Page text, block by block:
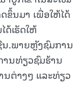
ນມາ ເພື່ອໃຫ້ໄດ້
ດ້ເຮັດໃຫ້
.ພາຍຫຼັງຊົມການ
ນທ່ຽວຊົມຮ້ານ
ນຕ່າງໆ ແລະທ່ຽວ